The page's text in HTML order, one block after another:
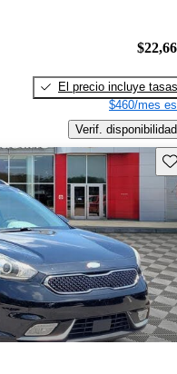
El precio incluye tasas
$460/mes
Verif. disponibilidad